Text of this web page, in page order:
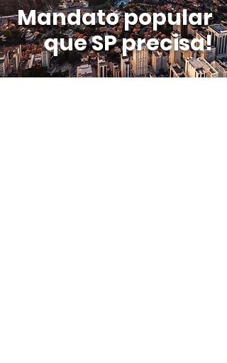
Mandato popular
que SP precisa!